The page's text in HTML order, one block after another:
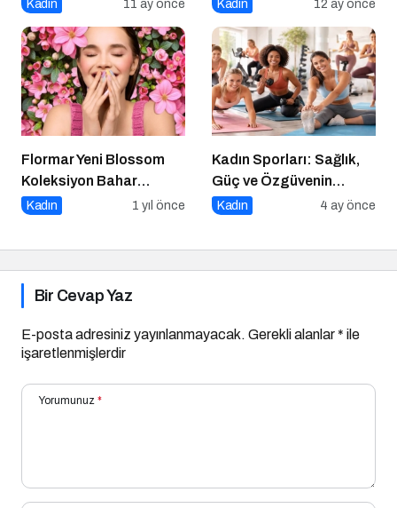
Zarafeti Tırnaklara
Taşıyor!
Kadın 11 ay önce Kadın 12 ay önce
Flormar Yeni Blossom
Koleksiyon Bahar
Çiceklerinin Enerjisiyle
Kadın 1 yıl önce
Kadın Sporları: Sağlık,
Güç ve Özgüvenin
Anahtarı
Kadın 4 ay önce
Bir Cevap Yaz
E-posta adresiniz yayınlanmayacak. Gerekli alanlar* ile
işaretlenmişlerdir
Yorumunuz *